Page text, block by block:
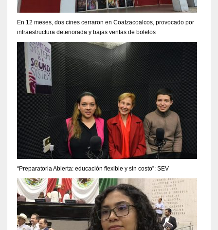
En 12 meses, dos cines cerraron en Coatzacoalcos, provocado por
infraestructura deteriorada y bajas ventas de boletos
“Preparatoria Abierta: educación flexible y sin costo”: SEV